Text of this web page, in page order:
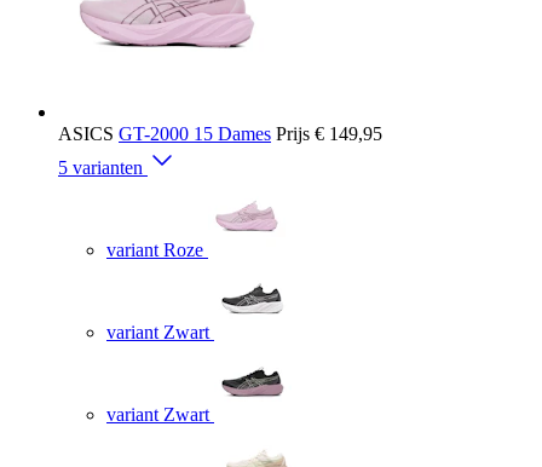
ASICS GT-2000 15 Dames Prijs € 149,95
5 varianten
variant Roze
variant Zwart
variant Zwart